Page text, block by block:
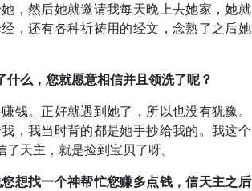
，然后她就邀请我每天晚上去她家，她就
，还有各种祈祷用的经文，念熟了之后她
么，您就愿意相信并且领洗了呢？
钱。正好就遇到她了，所以也没有犹豫。
，我当时背的都是她手抄给我的。我这个
天主，就是捡到宝贝了呀。
想找一个神帮忙您赚多点钱，信天主之后